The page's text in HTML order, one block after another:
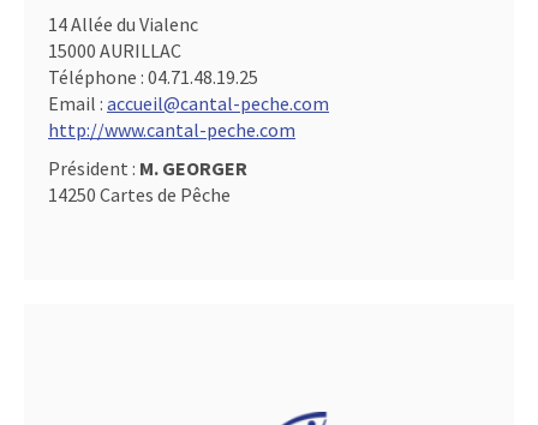
14 Allée du Vialenc
15000 AURILLAC
Téléphone : 04.71.48.19.25
Email : accueil@cantal-peche.com
http://www.cantal-peche.com
Président : M. GEORGER
14250 Cartes de Pêche